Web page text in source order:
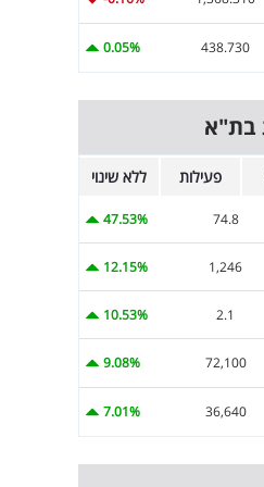
438.730
0.05%
בת"א
פעילות ללא שינוי
74.8
47.53%
1,246
12.15%
2.1
10.53%
72,100
9.08%
36,640
7.01%